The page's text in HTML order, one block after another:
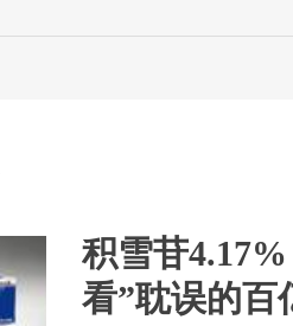
积雪苷
看”耽误的百